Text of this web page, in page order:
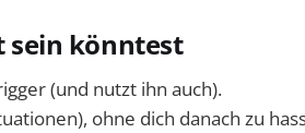
sein könntest
(und nutzt ihn auch).
ohne dich danach zu